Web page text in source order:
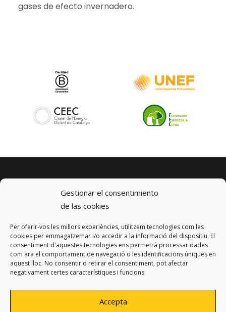
Gestionar el consentimiento
de las cookies
Per oferir-vos les millors experiències, utilitzem tecnologies com les
cookies per emmagatzemar i/o accedir a la informació del dispositiu. El
consentiment d'aquestes tecnologies ens permetrà processar dades
com ara el comportament de navegació o les identificacions úniques en
aquest lloc. No consentir o retirar el consentiment, pot afectar
negativament certes característiques i funcions.
Accepta
gases de efecto invernadero.
© 2023 km0 Energy
Carrer Baldrich 222-226
08223 Terrassa, Barcelona
info@km0.energy